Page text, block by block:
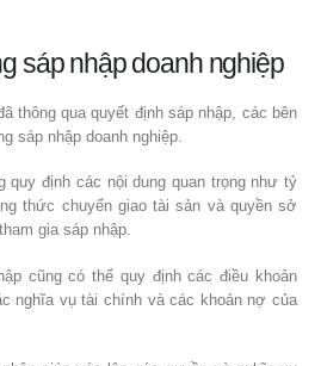
sáp nhập doanh nghiệp
thông qua quyết định sáp nhập, các bên
sáp nhập doanh nghiệp.
quy định các nội dung quan trọng như tỷ
thức chuyển giao tài sản và quyền sở
gia sáp nhập.
cũng có thể quy định các điều khoản
nghĩa vụ tài chính và các khoản nợ của